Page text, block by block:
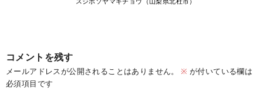
コメントを残す
メールアドレスが公開されることはありません。 ※ が付いている欄は
必須項目です